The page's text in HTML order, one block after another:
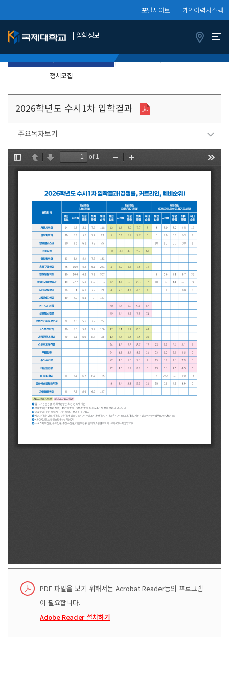
포털사이트 개인이력시스템
입학정보
전년도 입학결과
정시모집
2026학년도 수시1차 입학결과
주요목차보기
PDF 파일을 보기 위해서는 Acrobat Reader등의 프로그램
이 필요합니다.
Adobe Reader 설치하기